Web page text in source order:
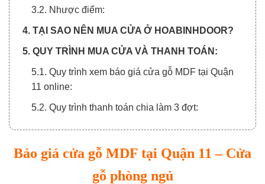
3.2. Nhược điểm:
4. TẠI SAO NÊN MUA CỬA Ở HOABINHDOOR?
5. QUY TRÌNH MUA CỬA VÀ THANH TOÁN:
5.1. Quy trình xem báo giá cửa gỗ MDF tại Quận
11 online:
5.2. Quy trình thanh toán chia làm 3 đợt:
Báo giá cửa gỗ MDF tại Quận 11 – Cửa
gỗ phòng ngủ